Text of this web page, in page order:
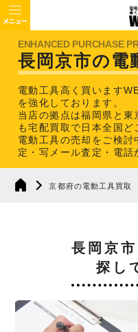
長岡京市の電
電動工具高く買います
を強化しております。
当店の拠点は福岡県と
も宅配買取で日本全国ど
電動工具の売却をご検
定・写メール査定・電話
京都府の電動工具買取
長岡京
探し